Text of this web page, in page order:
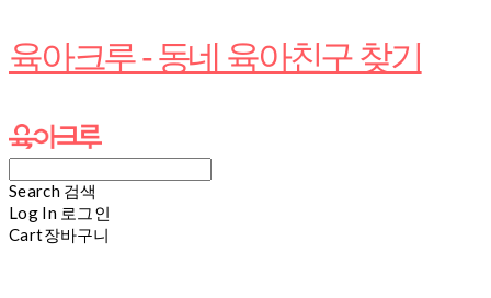
육아크루 - 동네 육아친구 찾기
Search 검색
Log In 로그인
Cart장바구니